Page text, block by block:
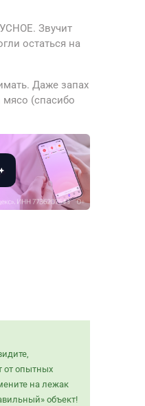
Звучит
остаться на
Даже запах
(спасибо
от опытных
на лежак
объект!